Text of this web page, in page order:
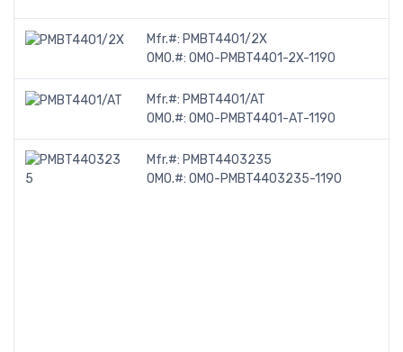
Mfr.#: PMBT4401/2X
OMO.#: OMO-PMBT4401-2X-1190
Mfr.#: PMBT4401/AT
OMO.#: OMO-PMBT4401-AT-1190
Mfr.#: PMBT4403235
OMO.#: OMO-PMBT4403235-1190